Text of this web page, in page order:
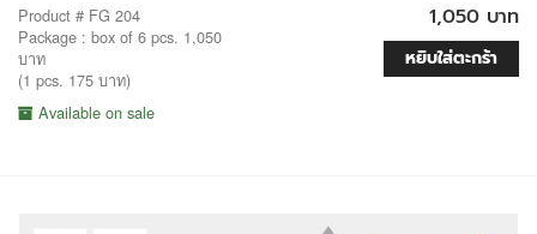
Product # FG 204
Package : box of 6 pcs. 1,050
บาท
(1 pcs. 175 บาท)
Available on sale
1,050 บาท
หยิบใส่ตะกร้า